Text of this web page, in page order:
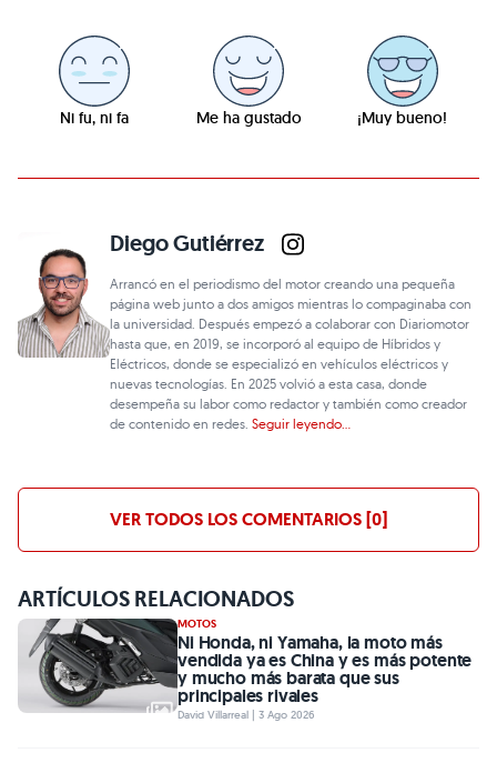
Ni fu, ni fa Me ha gustado ¡Muy bueno!
Diego Gutiérrez
Arrancó en el periodismo del motor creando una pequeña
página web junto a dos amigos mientras lo compaginaba con
la universidad. Después empezó a colaborar con Diariomotor
hasta que, en 2019, se incorporó al equipo de Híbridos y
Eléctricos, donde se especializó en vehículos eléctricos y
nuevas tecnologías. En 2025 volvió a esta casa, donde
desempeña su labor como redactor y también como creador
de contenido en redes.Seguir leyendo...
VER TODOS LOS COMENTARIOS [0]
ARTÍCULOS RELACIONADOS
MOTOS
Ni Honda, ni Yamaha, la moto más
vendida ya es China y es más potente
y mucho más barata que sus
principales rivales
David Villarreal | 3 Ago 2026